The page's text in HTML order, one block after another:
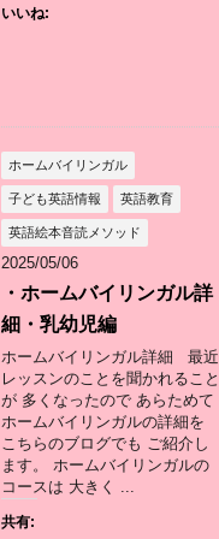
いいね:
ホームバイリンガル
子ども英語情報 英語教育
英語絵本音読メソッド
2025/05/06
・ホームバイリンガル詳
細・乳幼児編
ホームバイリンガル詳細 最近
レッスンのことを聞かれること
が 多くなったので あらためて
ホームバイリンガルの詳細を
こちらのブログでも ご紹介し
ます。 ホームバイリンガルの
コースは 大きく ...
共有: